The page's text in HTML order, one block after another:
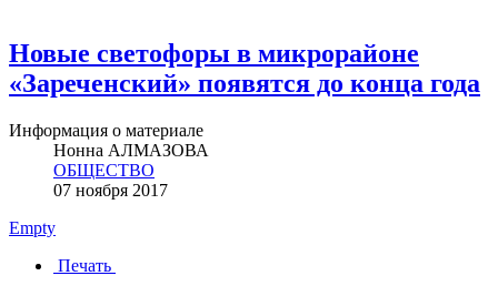
Новые светофоры в микрорайоне
«Зареченский» появятся до конца года
Информация о материале
Нонна АЛМАЗОВА
ОБЩЕСТВО
07 ноября 2017
Empty
Печать